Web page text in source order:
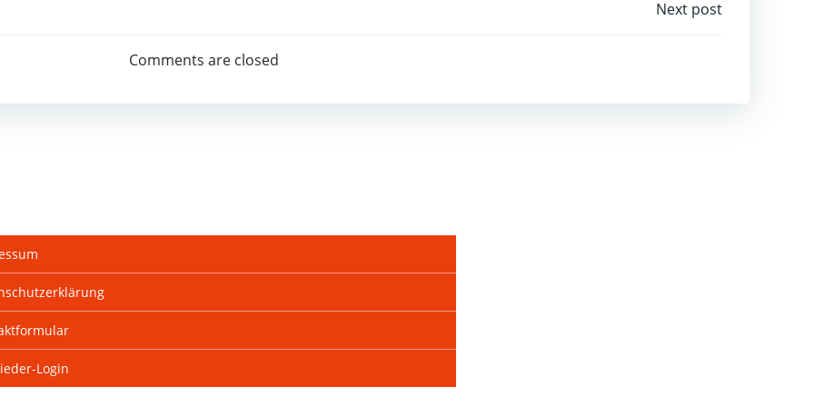
Next post
Comments are closed
Login